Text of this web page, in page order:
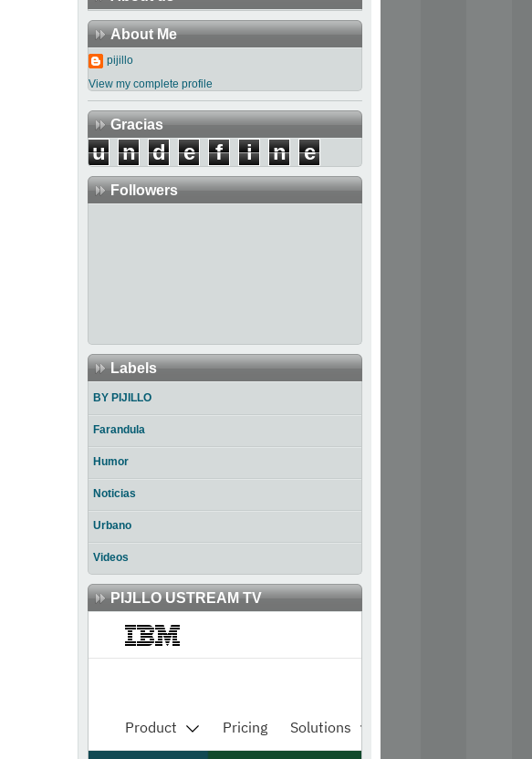
About Me
pijillo
View my complete profile
Gracias
u n d e f i n
e
d Followers
Labels
BY PIJILLO
Farandula
Humor
Noticias
Urbano
Videos
PIJLLO USTREAM TV